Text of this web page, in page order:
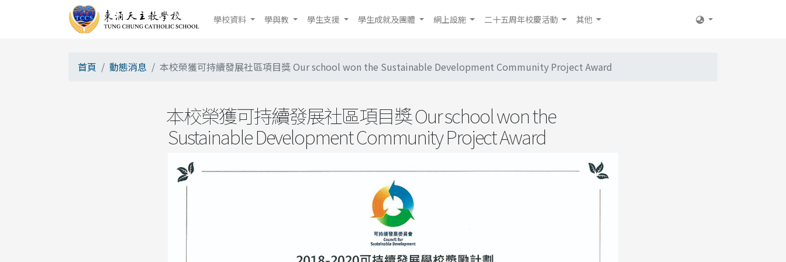
學校資料 學與教 學生支援 學生成就及團體 網上設施 二十五周年校慶活動 其他
首頁 動態消息 本校榮獲可持續發展社區項目獎 Our school won the Sustainable Development Community Project Award
本校榮獲可持續發展社區項目獎 Our school won the
Sustainable Development Community Project Award